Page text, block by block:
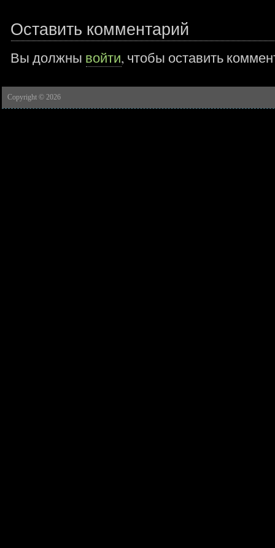
Оставить комментарий
Вы должны войти, чтобы оставить
Copyright © 2026